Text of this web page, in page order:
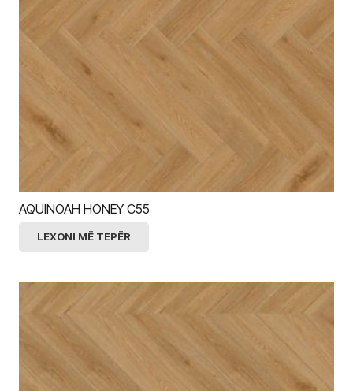
AQUINOAH HONEY C55
LEXONI MË TEPËR